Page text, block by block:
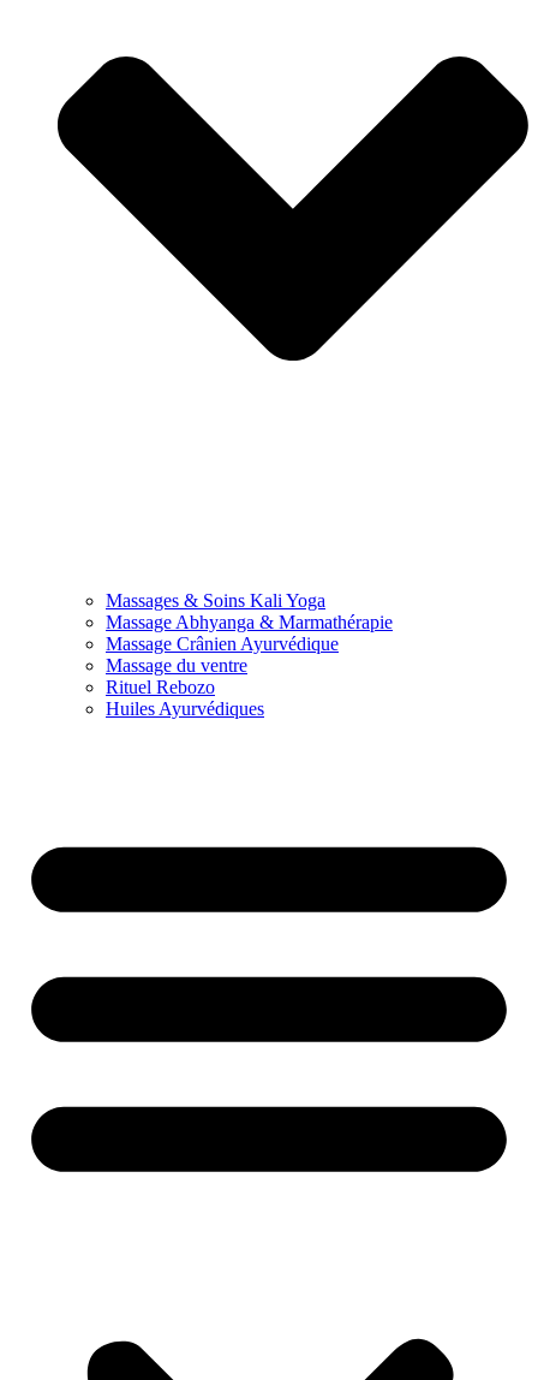
Massages & Soins Kali Yoga
Massage Abhyanga & Marmathérapie
Massage Crânien Ayurvédique
Massage du ventre
Rituel Rebozo
Huiles Ayurvédiques